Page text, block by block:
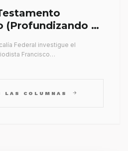
su
Federal investigue el
Francisco…
LAS COLUMNAS arrow_forward